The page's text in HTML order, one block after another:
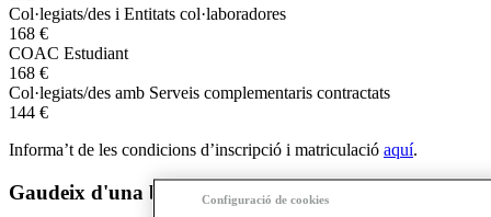
Col·legiats/des i Entitats col·laboradores
168 €
COAC Estudiant
168 €
Col·legiats/des amb Serveis complementaris contractats
144 €
Informa’t de les condicions d’inscripció i matriculació aquí.
Gaudeix d'una beca si et fas delegat/da!
Configuració de cookies